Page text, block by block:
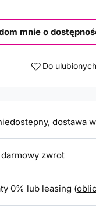
mnie o
Do ulubionych
dostawa
zwrot
0% lub leasing (